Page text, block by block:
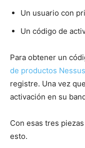
Un usuario con
Un código de
Para obtener un
de productos Nessus
registre. Una vez
activación en su
Con esas tres
esto.